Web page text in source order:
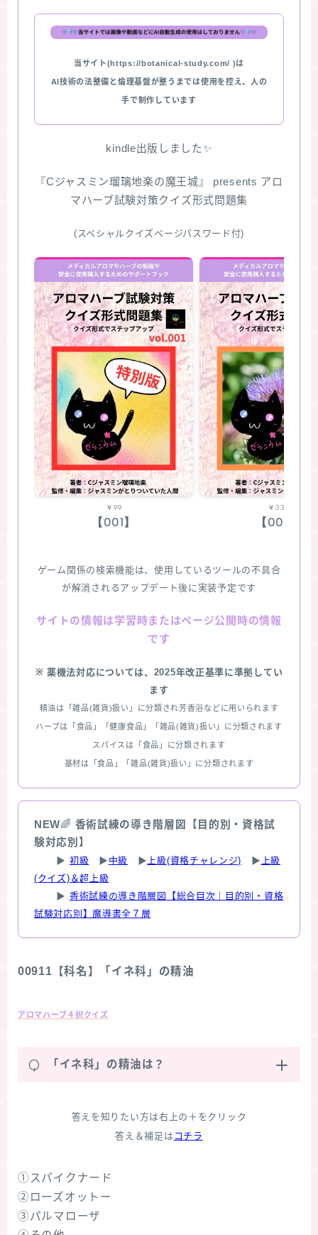
当サイト(https://botanical-study.com/ )は
AI技術の法整備と倫理基盤が整うまでは使用を控え、人の
手で制作しています
kindle出版しました✨
『Cジャスミン瑠璃地楽の魔王城』 presents アロ
マハーブ試験対策クイズ形式問題集
(スペシャルクイズページパスワード付)
￥99
【001】
￥330
【002】
ゲーム関係の検索機能は、使用しているツールの不具合
が解消されるアップデート後に実装予定です
サイトの情報は学習時またはページ公開時の情報
です
※ 薬機法対応については、2025年改正基準に準拠してい
ます
精油は「雑品(雑貨)扱い」に分類され芳香浴などに用いられます
ハーブは「食品」「健康食品」「雑品(雑貨)扱い」に分類されます
スパイスは「食品」に分類されます
基材は「食品」「雑品(雑貨)扱い」に分類されます
NEW🌈 香術試練の導き階層図【目的別・資格試
験対応別】
▶ 初級 ▶ 中級 ▶ 上級(資格チャレンジ) ▶ 上級
(クイズ)＆超上級
▶ 香術試練の導き階層図【総合目次｜目的別・資格
試験対応別】魔導書全７層
00911【科名】「イネ科」の精油
アロマハーブ４択クイズ
Q 「イネ科」の精油は？
答えを知りたい方は右上の＋をクリック
答え＆補足は コチラ
①スパイクナード
②ローズオットー
③パルマローザ